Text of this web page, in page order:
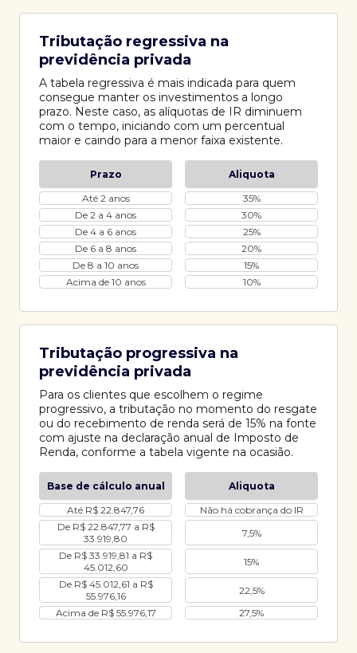
Tributação regressiva na
previdência privada
A tabela regressiva é mais indicada para quem
consegue manter os investimentos a longo
prazo. Neste caso, as alíquotas de IR diminuem
com o tempo, iniciando com um percentual
maior e caindo para a menor faixa existente.
Prazo
Aliquota
Até 2 anos
35%
De 2 a 4 anos
30%
De 4 a 6 anos
25%
De 6 a 8 anos
20%
De 8 a 10 anos
15%
Acima de 10 anos
10%
Tributação progressiva na
previdência privada
Para os clientes que escolhem o regime
progressivo, a tributação no momento do resgate
ou do recebimento de renda será de 15% na fonte
com ajuste na declaração anual de Imposto de
Renda, conforme a tabela vigente na ocasião.
Base de cálculo anual
Aliquota
Até R$ 22.847,76
Não há cobrança do IR
De R$ 22.847,77 a R$
33.919,80
7,5%
De R$ 33.919,81 a R$
45.012,60
15%
De R$ 45.012,61 a R$
55.976,16
22,5%
Acima de R$ 55.976,17
27,5%